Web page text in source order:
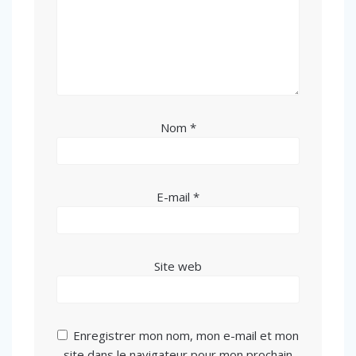
Nom *
E-mail *
Site web
Enregistrer mon nom, mon e-mail et mon